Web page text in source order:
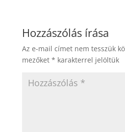
Hozzászólás írása
Az e-mail címet nem tesszük
mezőket * karakterrel jelöltük